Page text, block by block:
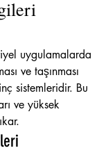
uygulamalarda
ve taşınması
sistemleridir. Bu
ve yüksek